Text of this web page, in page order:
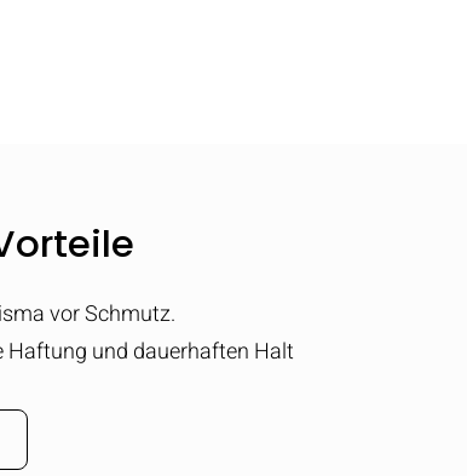
vor Schmutz.
Haftung und dauerhaften Halt